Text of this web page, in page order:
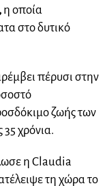
η οποία
στο δυτικό
πέρυσι στην
ζωής των
χρόνια.
η Claudia
τη χώρα το